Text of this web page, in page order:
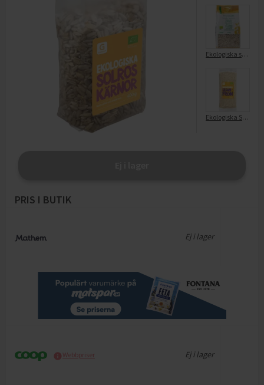
Ekologiska solroskärnor
Ekologiska Sesamfrön
PRIS I BUTIK
Ej i lager
Webbpriser Ej i lager